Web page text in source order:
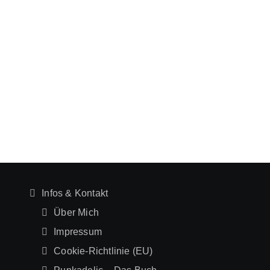
Infos & Kontakt
Über Mich
Impressum
Cookie-Richtlinie (EU)